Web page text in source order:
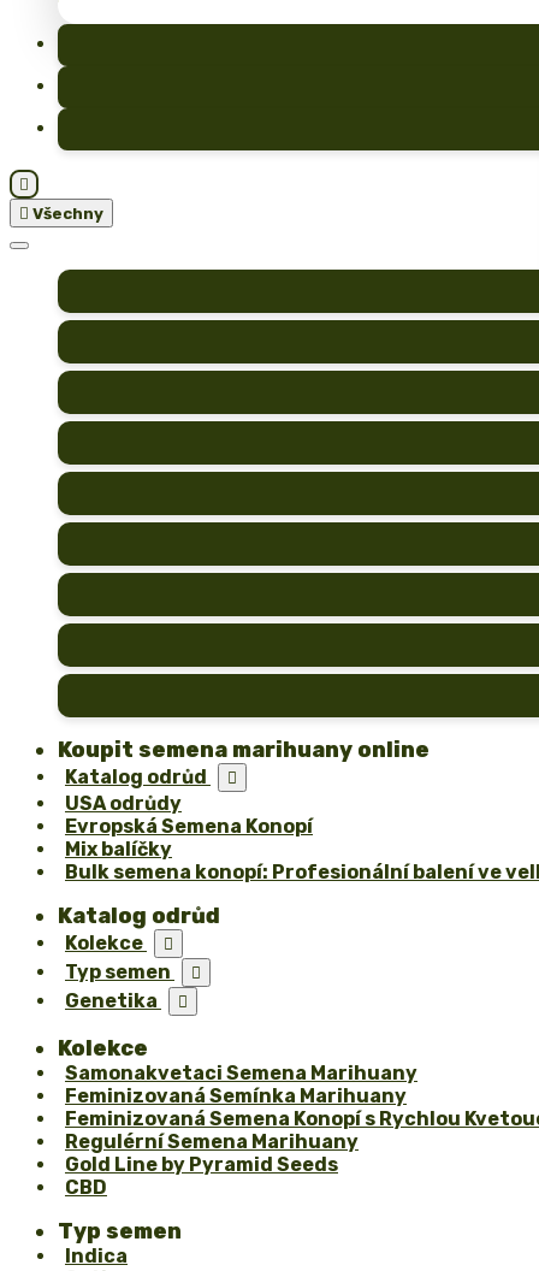

 Všechny
Koupit semena marihuany online
Katalog odrůd 
USA odrůdy
Evropská Semena Konopí
Mix balíčky
Bulk semena konopí: Profesionální balení ve
Katalog odrůd
Kolekce 
Typ semen 
Genetika 
Kolekce
Samonakvetaci Semena Marihuany
Feminizovaná Semínka Marihuany
Feminizovaná Semena Konopí s Rychlou
Regulérní Semena Marihuany
Gold Line by Pyramid Seeds
CBD
Typ semen
Indica